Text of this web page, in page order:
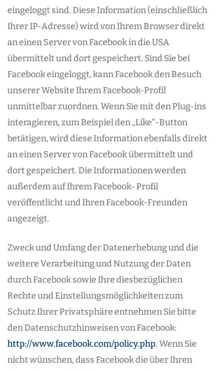
eingeloggt sind. Diese Information (einschließlich
Ihrer IP-Adresse) wird von Ihrem Browser direkt
an einen Server von Facebook in die USA
übermittelt und dort gespeichert. Sind Sie bei
Facebook eingeloggt, kann Facebook den Besuch
unserer Website Ihrem Facebook-Profil
unmittelbar zuordnen. Wenn Sie mit den Plug-ins
interagieren, zum Beispiel den „Like“-Button
betätigen, wird diese Information ebenfalls direkt
an einen Server von Facebook übermittelt und
dort gespeichert. Die Informationen werden
außerdem auf Ihrem Facebook- Profil
veröffentlicht und Ihren Facebook-Freunden
angezeigt.
Zweck und Umfang der Datenerhebung und die
weitere Verarbeitung und Nutzung der Daten
durch Facebook sowie Ihre diesbezüglichen
Rechte und Einstellungsmöglichkeiten zum
Schutz Ihrer Privatsphäre entnehmen Sie bitte
den Datenschutzhinweisen von Facebook:
http://www.facebook.com/policy.php. Wenn Sie
nicht wünschen, dass Facebook die über Ihren